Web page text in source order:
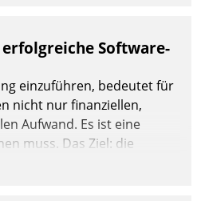
Software-
einzuführen, bedeutet für
nicht nur finanziellen,
Aufwand. Es ist eine
muss. Das Ziel: die
der Geschäftsabläufe. Damit
einige Grundregeln